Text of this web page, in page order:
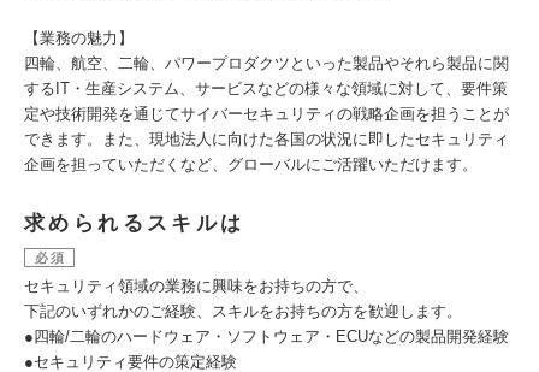
【業務の魅力】
四輪、航空、二輪、パワープロダクツといった製品やそれら製品に関
するIT・生産システム、サービスなどの様々な領域に対して、要件策
定や技術開発を通じてサイバーセキュリティの戦略企画を担うことが
できます。また、現地法人に向けた各国の状況に即したセキュリティ
企画を担っていただくなど、グローバルにご活躍いただけます。
求められるスキルは
必須
セキュリティ領域の業務に興味をお持ちの方で、
下記のいずれかのご経験、スキルをお持ちの方を歓迎します。
●四輪/二輪のハードウェア・ソフトウェア・ECUなどの製品開発経験
●セキュリティ要件の策定経験